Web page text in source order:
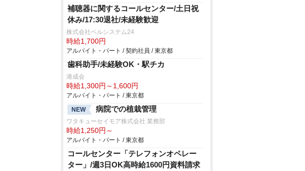
補聴器に関するコールセンター/土日祝
休み/17:30退社/未経験歓迎
株式会社ベルシステム24
時給1,700円
アルバイト・パート / 契約社員 / 東京都
歯科助手/未経験OK・駅チカ
港成会
時給1,300円～1,600円
アルバイト・パート / 東京都
NEW
病院での植栽管理
ワタキューセイモア株式会社 業務部
時給1,250円～
アルバイト・パート / 東京都
コールセンター「テレフォンオペレー
ター」/週3日OK高時給1600円資料請求